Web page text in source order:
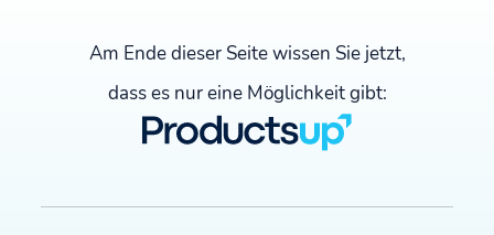
Am Ende dieser Seite wissen Sie jetzt,
dass es nur eine Möglichkeit gibt: